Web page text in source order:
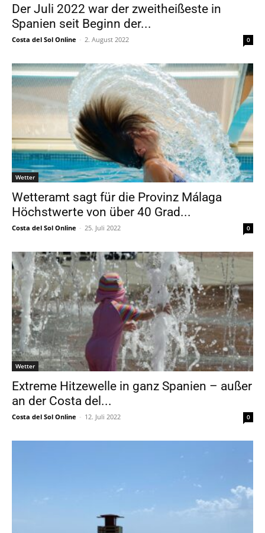
Der Juli 2022 war der zweitheißeste in
Spanien seit Beginn der...
Costa del Sol Online - 2. August 2022 0
Wetter
Wetteramt sagt für die Provinz Málaga
Höchstwerte von über 40 Grad...
Costa del Sol Online - 25. Juli 2022 0
Wetter
Extreme Hitzewelle in ganz Spanien – außer
an der Costa del...
Costa del Sol Online - 12. Juli 2022 0